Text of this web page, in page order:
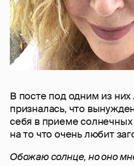
В посте под одним из них
призналась, что
себя в приеме
на то что очень любит
Обожаю солнце, но оно